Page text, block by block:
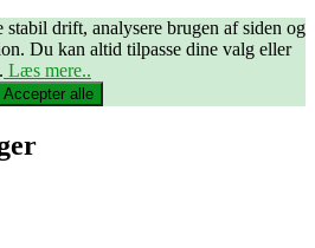
drift, analysere brugen af siden og
Du kan altid tilpasse dine valg eller
Læs mere..
Accepter alle